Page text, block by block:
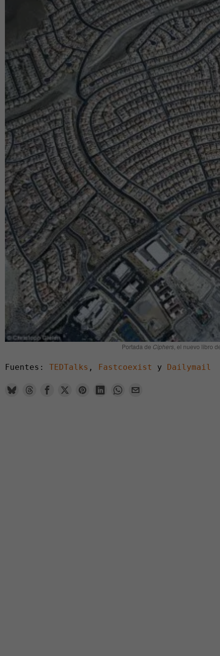
Portada de Ciphers, el nuevo libro
Fuentes: TEDTalks , Fastcoexist y Dailymail